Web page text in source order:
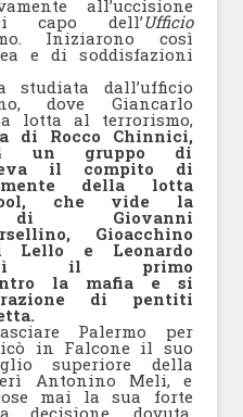
all’uccisione
capo dell’Ufficio
Iniziarono così
e di soddisfazioni
studiata dall’ufficio
dove Giancarlo
lotta al terrorismo,
di Rocco Chinnici,
un gruppo di
il compito di
della lotta
che vide la
di Giovanni
Gioacchino
Lello e Leonardo
il primo
la mafia e si
di pentiti
Palermo per
in Falcone il suo
superiore della
Antonino Meli, e
mai la sua forte
decisione, dovuta,